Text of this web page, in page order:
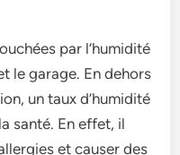
par l’humidité
le garage. En dehors
un taux d’humidité
santé. En effet, il
et causer des